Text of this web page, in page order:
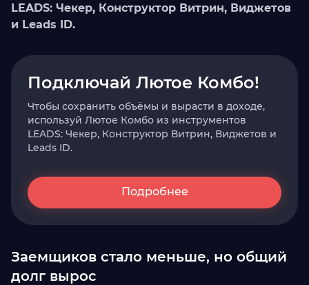
LEADS: Чекер, Конструктор Витрин, Виджетов
и Leads ID.
Подключай Лютое Комбо!
Чтобы сохранить объёмы и вырасти в доходе,
используй Лютое Комбо из инструментов
LEADS: Чекер, Конструктор Витрин, Виджетов и
Leads ID.
Подробнее
Заемщиков стало меньше, но общий
долг вырос